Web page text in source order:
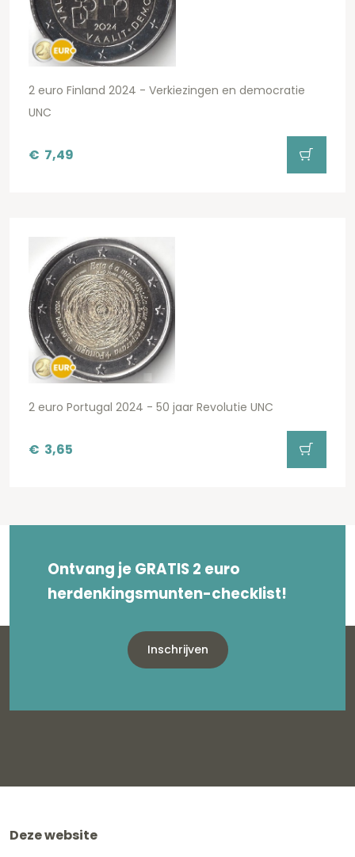
2 euro Finland 2024 - Verkiezingen en democratie
UNC
€ 7,49
2 euro Portugal 2024 - 50 jaar Revolutie UNC
€ 3,65
Ontvang je GRATIS 2 euro
herdenkingsmunten-checklist!
Inschrijven
Deze website